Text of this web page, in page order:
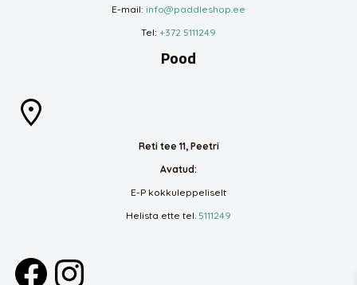
E-mail: info@paddleshop.ee
Tel: +372 5111249
Pood
Reti tee 11, Peetri
Avatud:
E-P kokkuleppeliselt
Helista ette tel. 5111249